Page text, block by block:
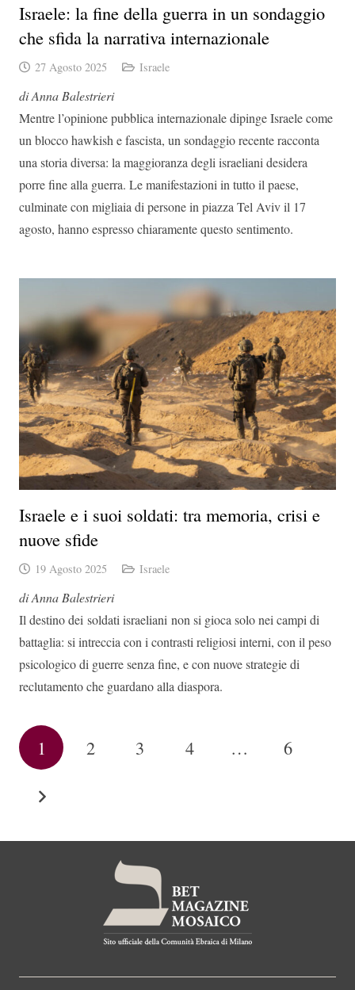
Israele: la fine della guerra in un sondaggio
che sfida la narrativa internazionale
27 Agosto 2025 Israele
di Anna Balestrieri
Mentre l’opinione pubblica internazionale dipinge Israele come
un blocco hawkish e fascista, un sondaggio recente racconta
una storia diversa: la maggioranza degli israeliani desidera
porre fine alla guerra. Le manifestazioni in tutto il paese,
culminate con migliaia di persone in piazza Tel Aviv il 17
agosto, hanno espresso chiaramente questo sentimento.
Israele e i suoi soldati: tra memoria, crisi e
nuove sfide
19 Agosto 2025 Israele
di Anna Balestrieri
Il destino dei soldati israeliani non si gioca solo nei campi di
battaglia: si intreccia con i contrasti religiosi interni, con il peso
psicologico di guerre senza fine, e con nuove strategie di
reclutamento che guardano alla diaspora.
1 2 3 4 … 6